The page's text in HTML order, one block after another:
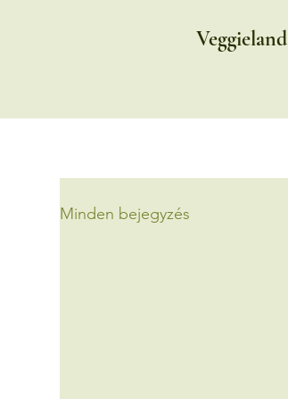
Veggieland
Minden bejegyzés